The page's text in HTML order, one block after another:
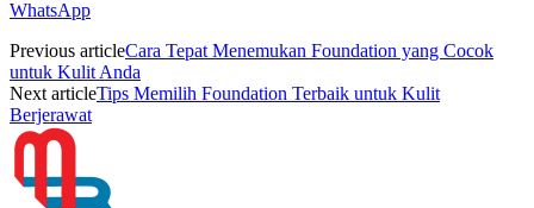
WhatsApp
Previous articleCara Tepat Menemukan Foundation yang Cocok
untuk Kulit Anda
Next articleTips Memilih Foundation Terbaik untuk Kulit
Berjerawat